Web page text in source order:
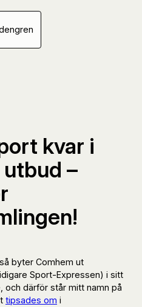
kvar i
–
så byter Comhem ut
Sport-Expressen) i sitt
och därför står mitt namn på
tipsades om i